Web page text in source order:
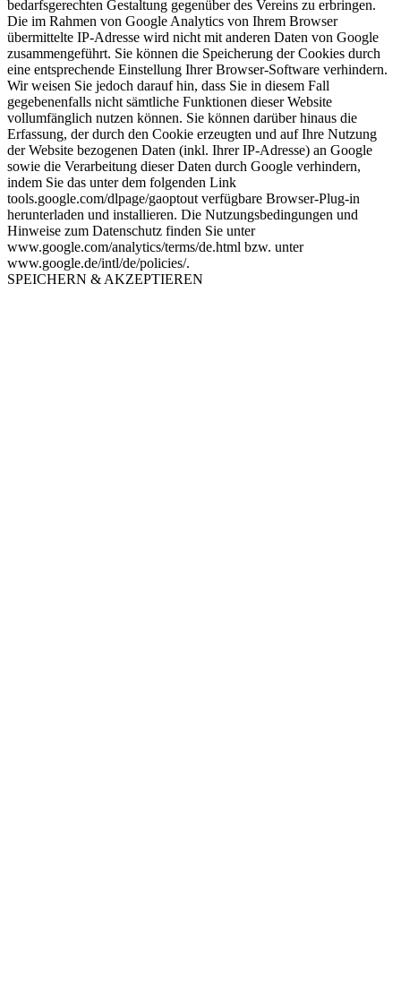
bedarfsgerechten Gestaltung gegenüber des Vereins zu erbringen.
Die im Rahmen von Google Analytics von Ihrem Browser
übermittelte IP-Adresse wird nicht mit anderen Daten von Google
zusammengeführt. Sie können die Speicherung der Cookies durch
eine entsprechende Einstellung Ihrer Browser-Software verhindern.
Wir weisen Sie jedoch darauf hin, dass Sie in diesem Fall
gegebenenfalls nicht sämtliche Funktionen dieser Website
vollumfänglich nutzen können. Sie können darüber hinaus die
Erfassung, der durch den Cookie erzeugten und auf Ihre Nutzung
der Website bezogenen Daten (inkl. Ihrer IP-Adresse) an Google
sowie die Verarbeitung dieser Daten durch Google verhindern,
indem Sie das unter dem folgenden Link
tools.google.com/dlpage/gaoptout verfügbare Browser-Plug-in
herunterladen und installieren. Die Nutzungsbedingungen und
Hinweise zum Datenschutz finden Sie unter
www.google.com/analytics/terms/de.html bzw. unter
www.google.de/intl/de/policies/.
SPEICHERN & AKZEPTIEREN